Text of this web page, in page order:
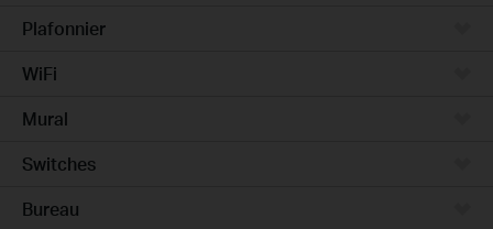
Plafonnier
WiFi
Mural
Switches
Bureau